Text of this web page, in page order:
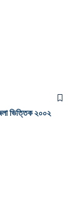
২০০২